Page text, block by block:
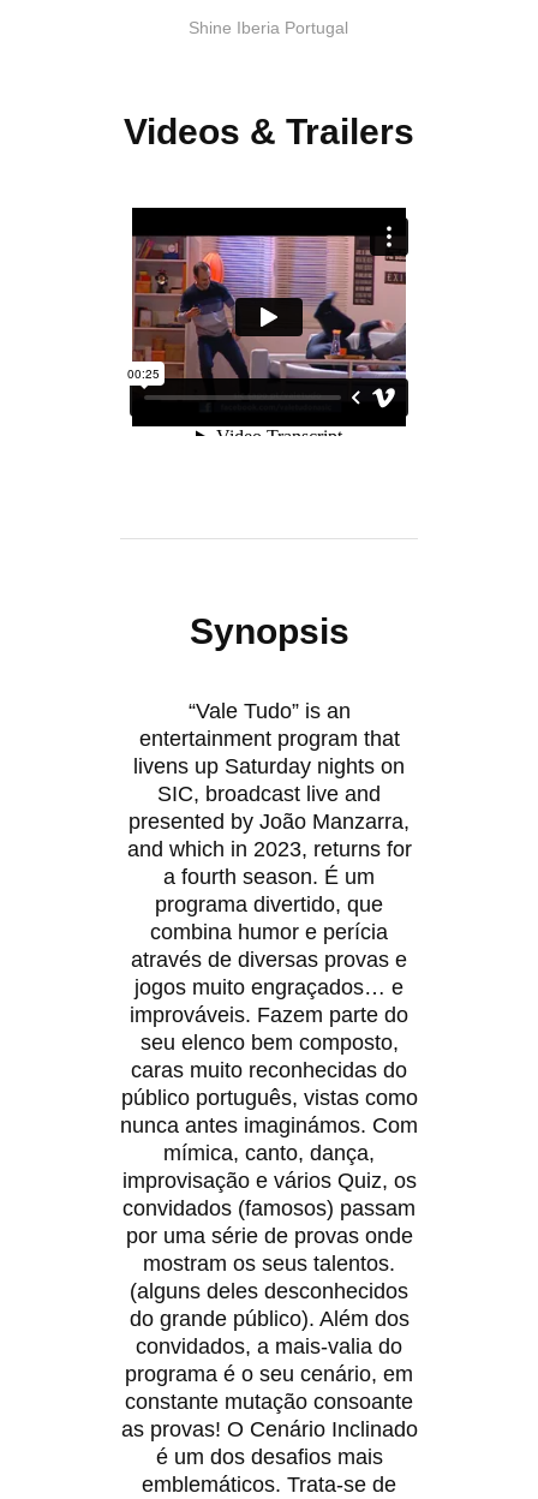
Shine Iberia Portugal
Videos & Trailers
Synopsis
“Vale Tudo” is an
entertainment program that
livens up Saturday nights on
SIC, broadcast live and
presented by João Manzarra,
and which in 2023, returns for
a fourth season. É um
programa divertido, que
combina humor e perícia
através de diversas provas e
jogos muito engraçados… e
improváveis. Fazem parte do
seu elenco bem composto,
caras muito reconhecidas do
público português, vistas como
nunca antes imaginámos. Com
mímica, canto, dança,
improvisação e vários Quiz, os
convidados (famosos) passam
por uma série de provas onde
mostram os seus talentos.
(alguns deles desconhecidos
do grande público). Além dos
convidados, a mais-valia do
programa é o seu cenário, em
constante mutação consoante
as provas! O Cenário Inclinado
é um dos desafios mais
emblemáticos. Trata-se de